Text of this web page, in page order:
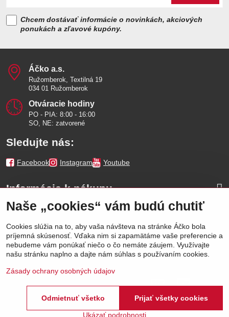
Chcem dostávať informácie o novinkách, akciových
ponukách a zľavové kupóny.
Áčko a​.s​.
Ružomberok, Textilná 19
034 01 Ružomberok
Otváracie hodiny
PO - PIA: 8:00 - 16:00
SO, NE: zatvorené
Sledujte nás:
Facebook Instagram Youtube
Informácie k nákupu
Naše značky
Výhody
Naše „cookies“ vám budú chutiť
Cookies slúžia na to, aby vaša návšteva na stránke Áčko bola
príjemná skúsenosť. Vďaka nim si zapamätáme vaše preferencie a
nebudeme vám ponúkať niečo o čo nemáte záujem. Využívajte
našu stránku naplno a dajte nám súhlas s používaním cookies.
Zásady ochrany osobných údajov
Ukázať podrobnosti
Prijať všetky cookies
Odmietnuť všetko